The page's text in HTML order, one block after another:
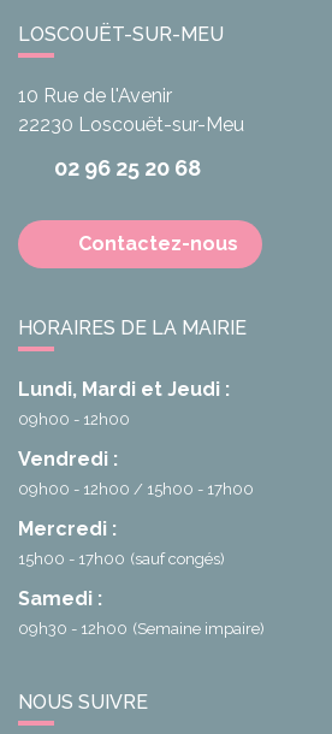
LOSCOUËT-SUR-MEU
10 Rue de l'Avenir
22230 Loscouët-sur-Meu
02 96 25 20 68
Contactez-nous
HORAIRES DE LA MAIRIE
Lundi, Mardi et Jeudi :
09h00 - 12h00
Vendredi :
09h00 - 12h00 15h00 - 17h00
Mercredi :
15h00 - 17h00 (sauf congés)
Samedi :
09h30 - 12h00 (Semaine impaire)
NOUS SUIVRE